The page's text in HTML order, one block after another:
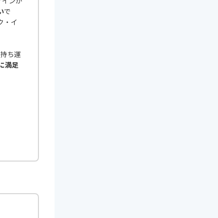
で
・イ
ち運
満足